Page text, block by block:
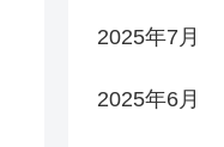
2025年7月
2025年6月